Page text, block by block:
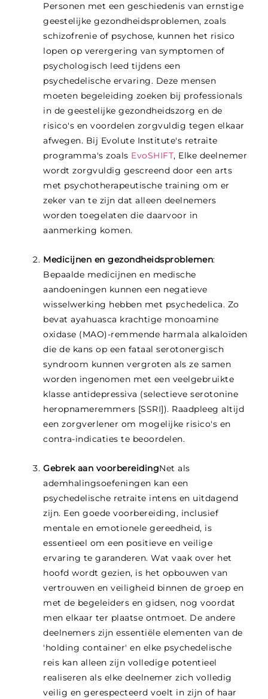
Personen met een geschiedenis van ernstige
geestelijke gezondheidsproblemen, zoals
schizofrenie of psychose, kunnen het risico
lopen op verergering van symptomen of
psychologisch leed tijdens een
psychedelische ervaring. Deze mensen
moeten begeleiding zoeken bij professionals
in de geestelijke gezondheidszorg en de
risico's en voordelen zorgvuldig tegen elkaar
afwegen. Bij Evolute Institute's retraite
programma's zoals EvoSHIFT, Elke deelnemer
wordt zorgvuldig gescreend door een arts
met psychotherapeutische training om er
zeker van te zijn dat alleen deelnemers
worden toegelaten die daarvoor in
aanmerking komen.
Medicijnen en gezondheidsproblemen:
Bepaalde medicijnen en medische
aandoeningen kunnen een negatieve
wisselwerking hebben met psychedelica. Zo
bevat ayahuasca krachtige monoamine
oxidase (MAO)-remmende harmala alkaloïden
die de kans op een fataal serotonergisch
syndroom kunnen vergroten als ze samen
worden ingenomen met een veelgebruikte
klasse antidepressiva (selectieve serotonine
heropnameremmers [SSRI]). Raadpleeg altijd
een zorgverlener om mogelijke risico's en
contra-indicaties te beoordelen.
Gebrek aan voorbereidingNet als
ademhalingsoefeningen kan een
psychedelische retraite intens en uitdagend
zijn. Een goede voorbereiding, inclusief
mentale en emotionele gereedheid, is
essentieel om een positieve en veilige
ervaring te garanderen. Wat vaak over het
hoofd wordt gezien, is het opbouwen van
vertrouwen en veiligheid binnen de groep en
met de begeleiders en gidsen, nog voordat
men elkaar ter plaatse ontmoet. De andere
deelnemers zijn essentiële elementen van de
'holding container' en elke psychedelische
reis kan alleen zijn volledige potentieel
realiseren als elke deelnemer zich volledig
veilig en gerespecteerd voelt in zijn of haar